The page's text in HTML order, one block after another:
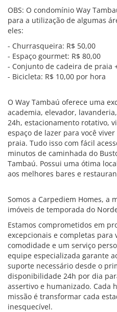
OBS: O condomínio Way
para a utilização de algumas
eles:
- Churrasqueira: R$ 50,00
- Espaço gourmet: R$ 80,00
- Conjunto de cadeira de praia
- Bicicleta: R$ 10,00 por hora
O Way Tambaú oferece uma
academia, elevador,
24h, estacionamento rotativo,
espaço de lazer para você
praia. Tudo isso com fácil
minutos de caminhada do
Tambaú. Possui uma ótima
aos melhores bares e
Somos a Carpediem Homes, a
imóveis de temporada do
Estamos comprometidos em
excepcionais e completas para
comodidade e um serviço
equipe especializada garante
suporte necessário desde o
disponibilidade 24h por dia
assertivo e humanizado. Cada
missão é transformar cada
inesquecível.